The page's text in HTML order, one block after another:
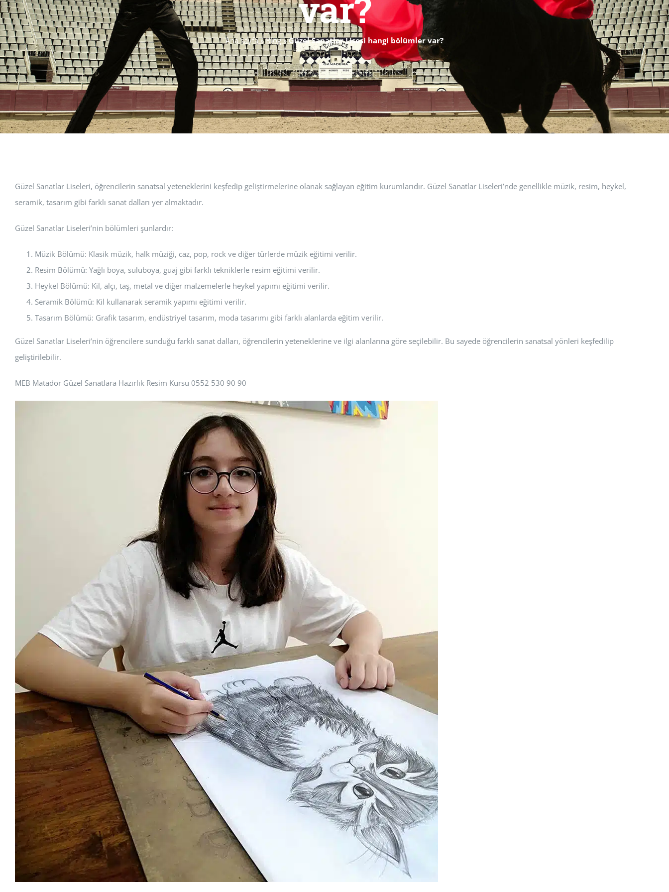
Ana sayfa»Blog»Güzel Sanatlar Lisesi hangi bölümler var?
Güzel Sanatlar Liseleri, öğrencilerin sanatsal yeteneklerini keşfedip geliştirmelerine olanak sağlayan eğitim kurumlarıdır. Güzel Sanatlar Liseleri’nde genellikle müzik, resim, heykel,
seramik, tasarım gibi farklı sanat dalları yer almaktadır.
Güzel Sanatlar Liseleri’nin bölümleri şunlardır:
Müzik Bölümü: Klasik müzik, halk müziği, caz, pop, rock ve diğer türlerde müzik eğitimi verilir.
Resim Bölümü: Yağlı boya, suluboya, guaj gibi farklı tekniklerle resim eğitimi verilir.
Heykel Bölümü: Kil, alçı, taş, metal ve diğer malzemelerle heykel yapımı eğitimi verilir.
Seramik Bölümü: Kil kullanarak seramik yapımı eğitimi verilir.
Tasarım Bölümü: Grafik tasarım, endüstriyel tasarım, moda tasarımı gibi farklı alanlarda eğitim verilir.
Güzel Sanatlar Liseleri’nin öğrencilere sunduğu farklı sanat dalları, öğrencilerin yeteneklerine ve ilgi alanlarına göre seçilebilir. Bu sayede öğrencilerin sanatsal yönleri keşfedilip
geliştirilebilir.
MEB Matador Güzel Sanatlara Hazırlık Resim Kursu 0552 530 90 90